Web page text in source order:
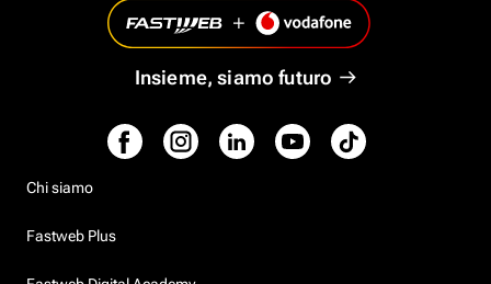
Insieme, siamo futuro
Chi siamo
Fastweb Plus